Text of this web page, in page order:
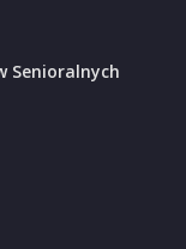
Senioralnych